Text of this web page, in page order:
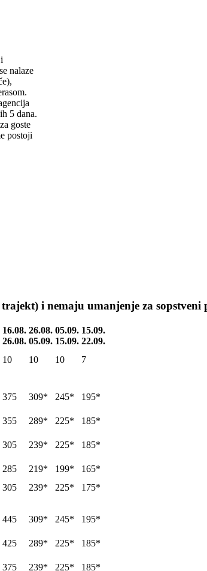
nalaze
5 dana.
goste
postoji
i nemaju umanjenje za sopstveni
16.08.
26.08.
26.08.
05.09.
05.09.
15.09.
15.09.
22.09.
10 10 10
7
375 309* 245* 195*
355 289* 225* 185*
305 239* 225* 185*
285 219* 199*
165*
305 239* 225*
175*
445 309* 245* 195*
425 289* 225* 185*
375 239* 225* 185*